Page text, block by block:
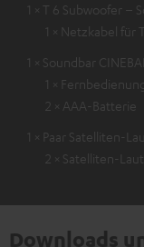
1 × T 6 Subwoofer –
1 × Netzkabel für
1 × Soundbar
1 ×
2 × AAA-Batterie
1 × Paar Satelliten-
2 × Satelliten-
Downloads